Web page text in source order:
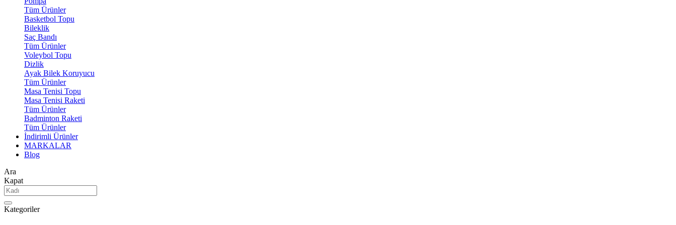
Tüm Ürünler
Basketbol Topu
Bileklik
Saç Bandı
Tüm Ürünler
Voleybol Topu
Dizlik
Ayak Bilek Koruyucu
Tüm Ürünler
Masa Tenisi Topu
Masa Tenisi Raketi
Tüm Ürünler
Badminton Raketi
Tüm Ürünler
İndirimli Ürünler
MARKALAR
Blog
Ara
Kapat
Kategoriler